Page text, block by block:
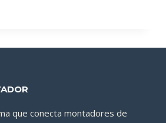
é:
que conecta montadores de